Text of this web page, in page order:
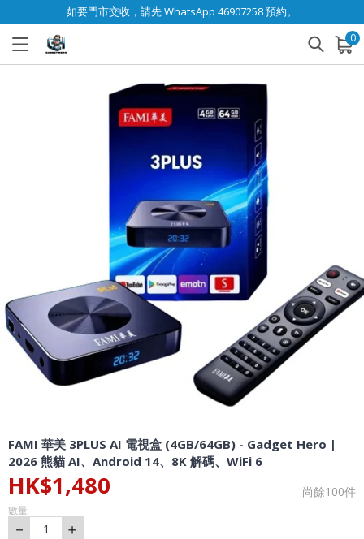
如要門市交收，請先 WhatsApp 46907258 預約。
0
已加入購物車 查看
FAMI 華美 3PLUS AI 電視盒 (4GB/64GB) - Gadget Hero |
2026 熊貓 AI、Android 14、8K 解碼、WiFi 6
HK$1,480 尚餘100件
數量
－ 1 ＋